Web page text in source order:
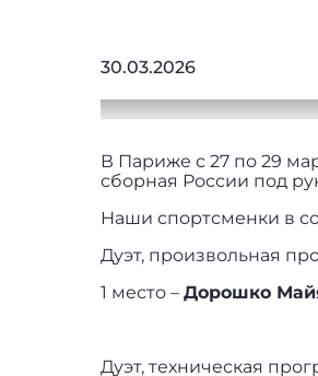
30.03.2026
В Париже с 27 по 29
сборная России под
Наши спортсменки в
Дуэт, произвольная
1 место – Дорошко
Дуэт, техническая